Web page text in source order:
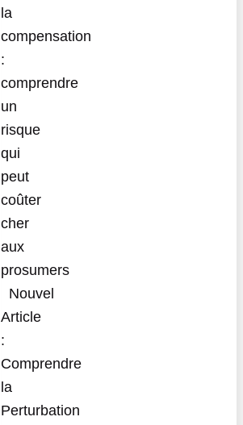
la
compensation
:
comprendre
un
risque
qui
peut
coûter
cher
aux
prosumers
Nouvel
Article
:
Comprendre
la
Perturbation